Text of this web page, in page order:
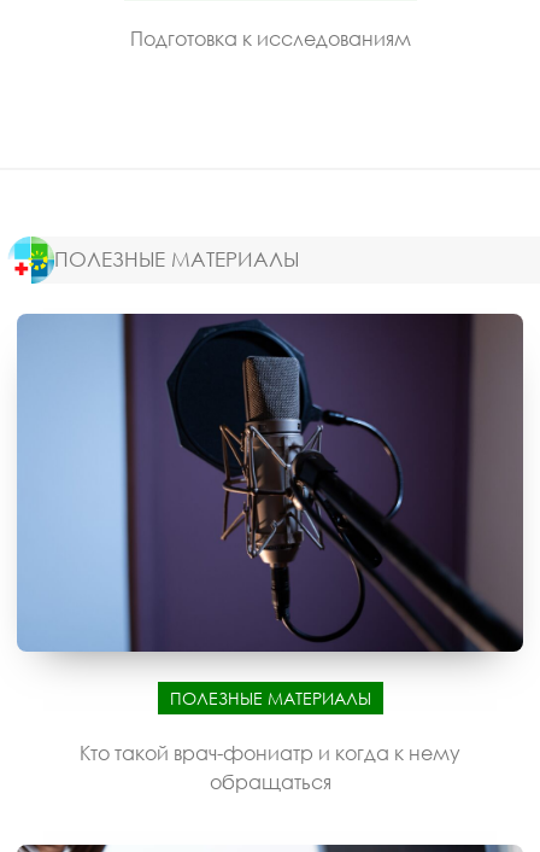
Подготовка к исследованиям
ПОЛЕЗНЫЕ МАТЕРИАЛЫ
ПОЛЕЗНЫЕ МАТЕРИАЛЫ
Кто такой врач-фониатр и когда к нему
обращаться